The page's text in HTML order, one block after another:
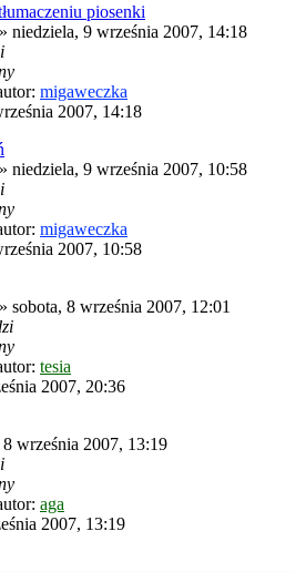
piosenki
» niedziela, 9 września 2007, 14:18
migaweczka
2007, 14:18
» niedziela, 9 września 2007, 10:58
migaweczka
2007, 10:58
» sobota, 8 września 2007, 12:01
tesia
2007, 20:36
8 września 2007, 13:19
aga
2007, 13:19